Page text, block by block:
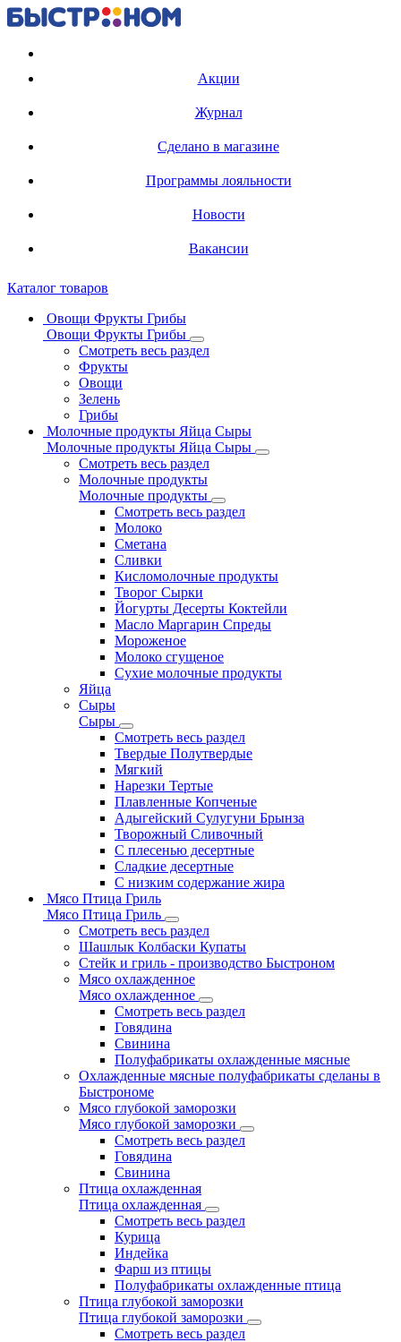
Акции
Журнал
Сделано в магазине
Программы лояльности
Новости
Вакансии
Каталог товаров
Овощи Фрукты Грибы
Овощи Фрукты Грибы
Смотреть весь раздел
Фрукты
Овощи
Зелень
Грибы
Молочные продукты Яйца Сыры
Молочные продукты Яйца Сыры
Смотреть весь раздел
Молочные продукты
Молочные продукты
Смотреть весь раздел
Молоко
Сметана
Сливки
Кисломолочные продукты
Творог Сырки
Йогурты Десерты Коктейли
Масло Маргарин Спреды
Мороженое
Молоко сгущеное
Сухие молочные продукты
Яйца
Сыры
Сыры
Смотреть весь раздел
Твердые Полутвердые
Мягкий
Нарезки Тертые
Плавленные Копченые
Адыгейский Сулугуни Брынза
Творожный Сливочный
С плесенью десертные
Сладкие десертные
С низким содержание жира
Мясо Птица Гриль
Мясо Птица Гриль
Смотреть весь раздел
Шашлык Колбаски Купаты
Стейк и гриль - производство Быстроном
Мясо охлажденное
Мясо охлажденное
Смотреть весь раздел
Говядина
Свинина
Полуфабрикаты охлажденные мясные
Охлажденные мясные полуфабрикаты сделаны в
Быстрономе
Мясо глубокой заморозки
Мясо глубокой заморозки
Смотреть весь раздел
Говядина
Свинина
Птица охлажденная
Птица охлажденная
Смотреть весь раздел
Курица
Индейка
Фарш из птицы
Полуфабрикаты охлажденные птица
Птица глубокой заморозки
Птица глубокой заморозки
Смотреть весь раздел